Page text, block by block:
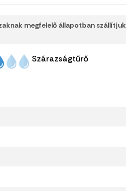
megfelelő állapotban szállítjuk
Szárazságtűrő